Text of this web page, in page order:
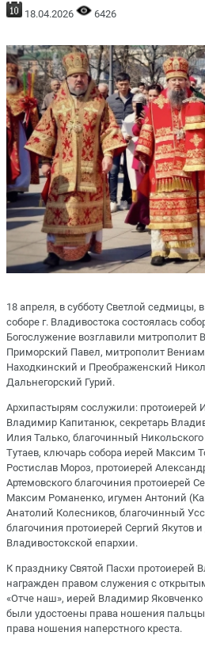
18.04.2026 6426
18 апреля, в субботу Светлой седмицы,
соборе г. Владивостока состоялась
Богослужение возглавили митрополит
Приморский Павел, митрополит
Находкинский и Преображенский
Дальнегорский Гурий.
Архипастырям сослужили: протоиерей
Владимир Капитанюк, секретарь
Илия Талько, благочинный
Тутаев, ключарь собора иерей Максим
Ростислав Мороз, протоиерей
Артемовского благочиния протоиерей
Максим Романенко, игумен Антоний
Анатолий Колесников, благочинный
благочиния протоиерей Сергий Якутов
Владивостокской епархии.
К празднику Святой Пасхи
награжден правом служения с
«Отче наш», иерей Владимир
были удостоены права ношения
права ношения наперстного креста.